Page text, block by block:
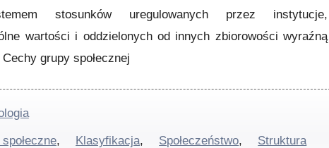
stosunków uregulowanych przez instytucje,
wartości i oddzielonych od innych zbiorowości wyraźną
grupy społecznej
, Klasyfikacja, Społeczeństwo, Struktura